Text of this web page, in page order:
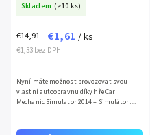
Skladem (>10 ks)
€1,33 bez DPH
€14,91 €1,61 / ks
Nyní máte možnost provozovat svou
vlastní autoopravnu díky hře Car
Mechanic Simulator 2014 – Simulátor